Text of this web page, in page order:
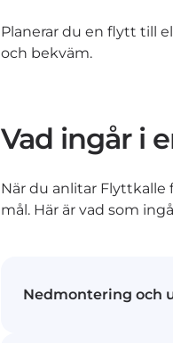
Planerar du en flytt till
och bekväm.
Vad ingår i
När du anlitar Flyttkalle
mål. Här är vad som
Nedmontering och